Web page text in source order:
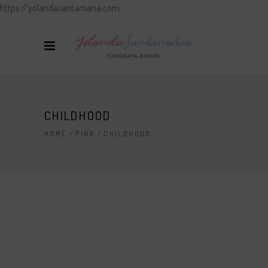
https://yolandasantamaria.com
CHILDHOOD
HOME / PINK / CHILDHOOD